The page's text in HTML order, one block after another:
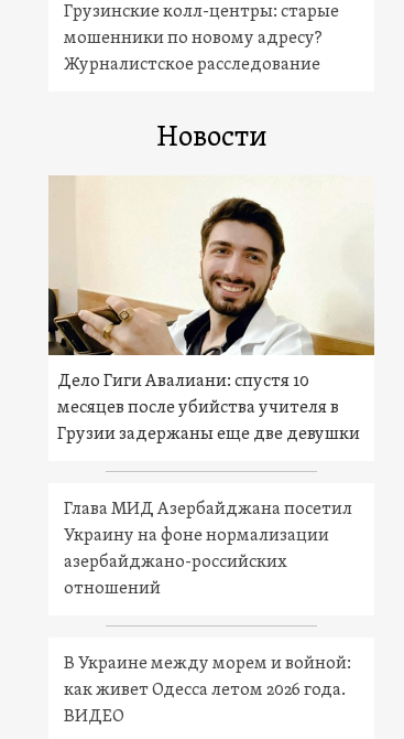
Грузинские колл-центры: старые
мошенники по новому адресу?
Журналистское расследование
Новости
Дело Гиги Авалиани: спустя 10
месяцев после убийства учителя в
Грузии задержаны еще две девушки
Глава МИД Азербайджана посетил
Украину на фоне нормализации
азербайджано-российских
отношений
В Украине между морем и войной:
как живет Одесса летом 2026 года.
ВИДЕО